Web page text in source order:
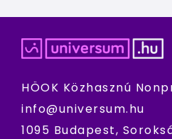
HÖOK Közhasznú
info@universum.hu
1095 Budapest,